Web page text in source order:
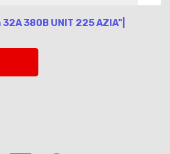
380В UNIT 225 AZIA"|